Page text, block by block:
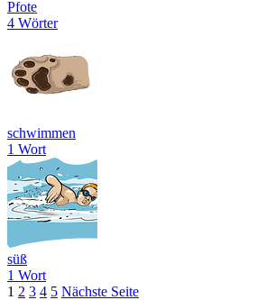
Pfote
4 Wörter
schwimmen
1 Wort
süß
1 Wort
1 2 3 4 5 Nächste Seite